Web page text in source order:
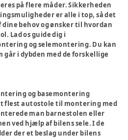
på flere måder. Sikkerheden
er alle i top, så det
behov og ønsker til hvordan
Lad os guide dig i
og selemontering. Du kan
går i dybden med de forskellige
og basemontering
flest autostole til montering med
man barnestolen eller
ved hjælp af bilens sele. I de
der et beslag under bilens